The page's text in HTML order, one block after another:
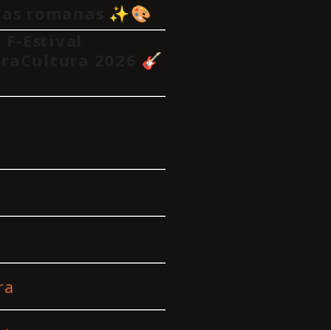
romanas ✨🎨
Estival
2026 🎸